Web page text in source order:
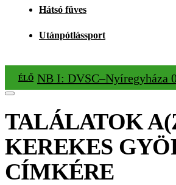
Hátsó füves
Utánpótlássport
ÉLŐ NB I: DVSC–Nyíregyháza
TALÁLATOK
KEREKES
CÍMKÉRE